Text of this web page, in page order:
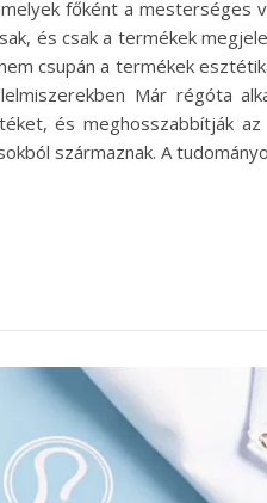
főként a mesterséges
és csak a termékek
csupán a termékek
Már régóta
és meghosszabbítják
származnak. A